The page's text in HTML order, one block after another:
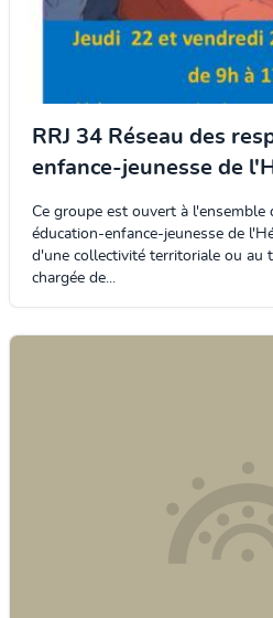
RRJ 34 Réseau des
enfance-jeunesse de
Ce groupe est ouvert à l'ensemble
éducation-enfance-jeunesse de
d'une collectivité territoriale ou au
chargée de...